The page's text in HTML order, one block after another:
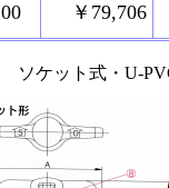
￥79,706
ソケット式・U-